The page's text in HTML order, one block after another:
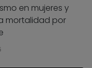
en mujeres y
mortalidad por